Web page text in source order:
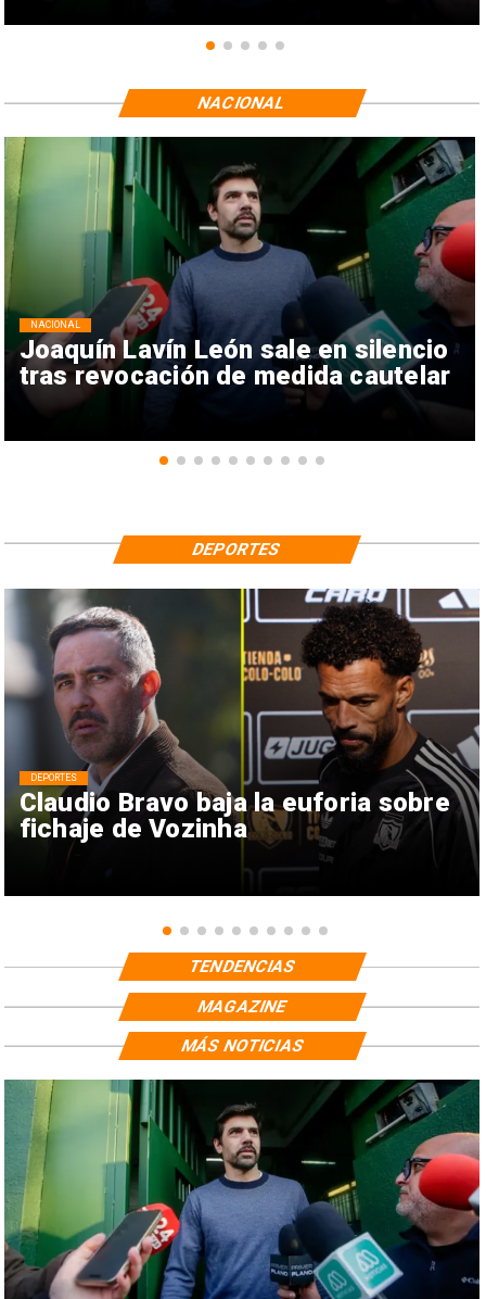
Joaquín Lavín León sale en silencio
tras revocación de medida cautelar
NACIONAL
NACIONAL
Claudio Bravo baja la euforia sobre
fichaje de Vozinha
DEPORTES
DEPORTES
TENDENCIAS
MAGAZINE
MÁS NOTICIAS